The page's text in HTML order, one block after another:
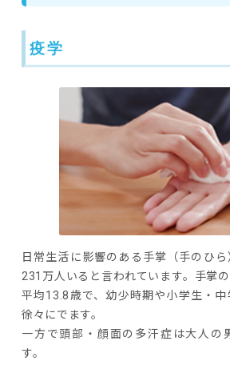
疫学
日常生活に影響のある手掌（手のひ
231万人いると言われています。手掌
平均13.8歳で、幼少時期や小学生・
徐々にでます。
一方で頭部・顔面の多汗症は大人の
す。